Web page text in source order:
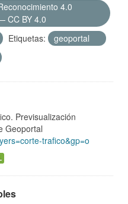
4.0
CC BY 4.0
Etiquetas:
geoportal
Previsualización
Geoportal
trafico&gp=o